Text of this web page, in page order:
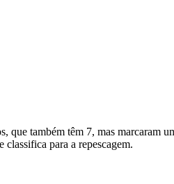
também têm 7, mas marcaram
para a repescagem.